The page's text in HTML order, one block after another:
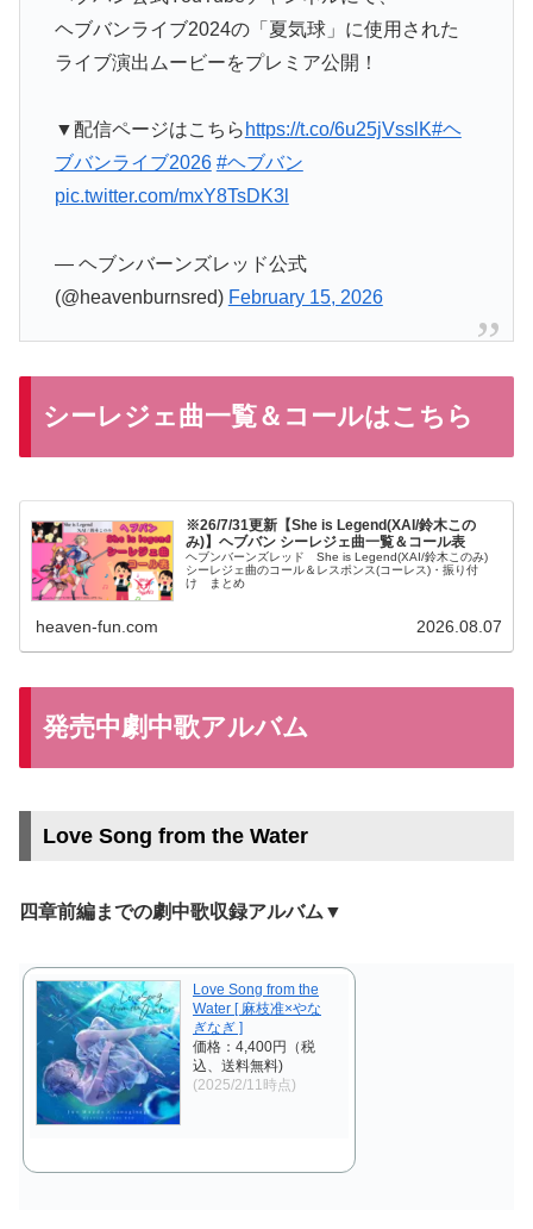
ヘブバンライブ2024の「夏気球」に使用された
ライブ演出ムービーをプレミア公開！
▼配信ページはこちら https://t.co/6u25jVsslK#ヘ
ブバンライブ2026 #ヘブバン
pic.twitter.com/mxY8TsDK3l
— ヘブンバーンズレッド公式
(@heavenburnsred) February 15, 2026
シーレジェ曲一覧＆コールはこちら
※26/7/31更新【She is Legend(XAI/鈴木この
み)】ヘブバン シーレジェ曲一覧＆コール表
ヘブンバーンズレッド She is Legend(XAI/鈴木このみ)
シーレジェ曲のコール＆レスポンス(コーレス)・振り付
け まとめ
heaven-fun.com 2026.08.07
発売中劇中歌アルバム
Love Song from the Water
四章前編までの劇中歌収録アルバム▼
Love Song from the
Water [ 麻枝准×やな
ぎなぎ ]
価格：4,400円（税
込、送料無料)
(2025/2/11時点)